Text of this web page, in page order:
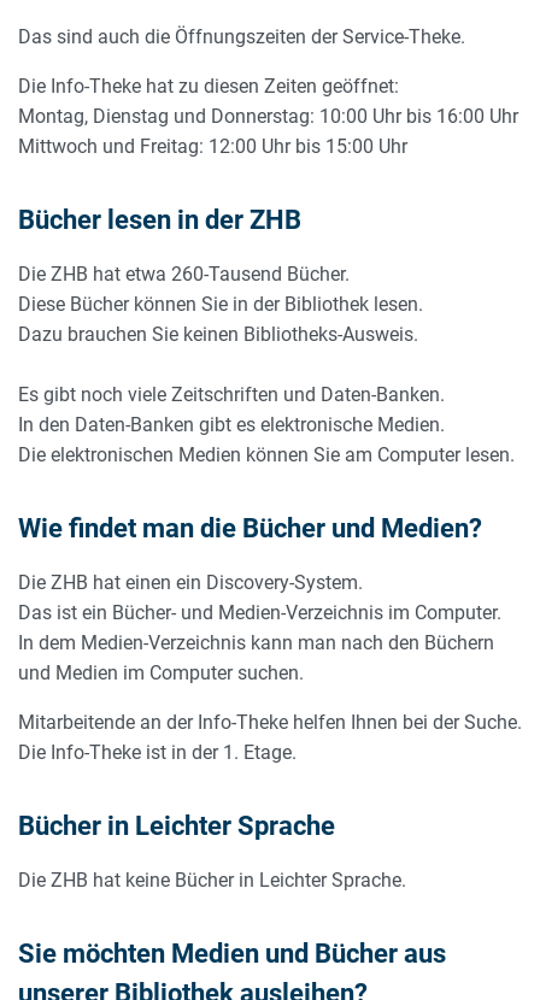
Das sind auch die Öffnungszeiten der Service-Theke.
Die Info-Theke hat zu diesen Zeiten geöffnet:
Montag, Dienstag und Donnerstag: 10:00 Uhr bis 16:00 Uhr
Mittwoch und Freitag: 12:00 Uhr bis 15:00 Uhr
Bücher lesen in der ZHB
Die ZHB hat etwa 260-Tausend Bücher.
Diese Bücher können Sie in der Bibliothek lesen.
Dazu brauchen Sie keinen Bibliotheks-Ausweis.
Es gibt noch viele Zeitschriften und Daten-Banken.
In den Daten-Banken gibt es elektronische Medien.
Die elektronischen Medien können Sie am Computer lesen.
Wie findet man die Bücher und Medien?
Die ZHB hat einen ein Discovery-System.
Das ist ein Bücher- und Medien-Verzeichnis im Computer.
In dem Medien-Verzeichnis kann man nach den Büchern
und Medien im Computer suchen.
Mitarbeitende an der Info-Theke helfen Ihnen bei der Suche.
Die Info-Theke ist in der 1. Etage.
Bücher in Leichter Sprache
Die ZHB hat keine Bücher in Leichter Sprache.
Sie möchten Medien und Bücher aus
unserer Bibliothek ausleihen?